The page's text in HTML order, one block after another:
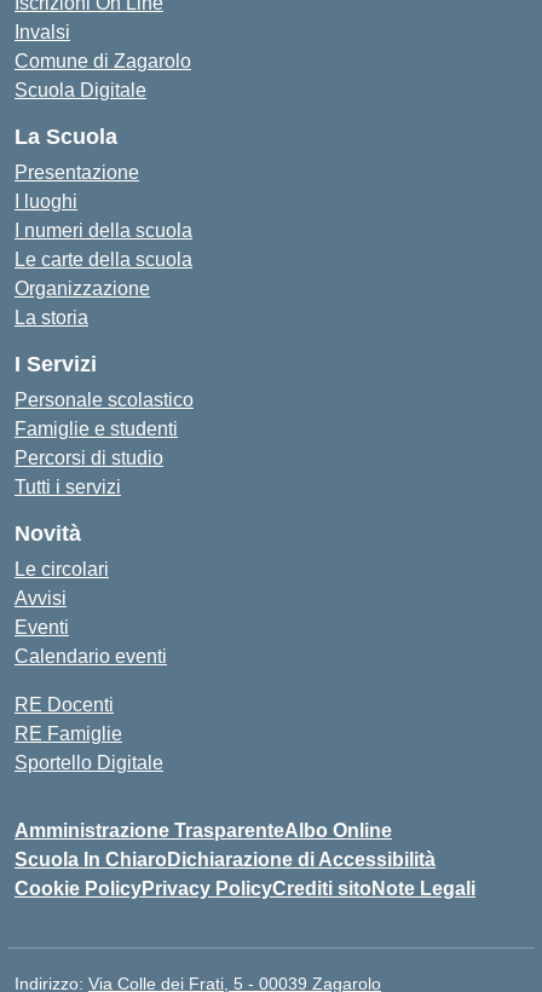
Invalsi
Comune di Zagarolo
Scuola Digitale
La Scuola
Presentazione
I luoghi
I numeri della scuola
Le carte della scuola
Organizzazione
La storia
I Servizi
Personale scolastico
Famiglie e studenti
Percorsi di studio
Tutti i servizi
Novità
Le circolari
Avvisi
Eventi
Calendario eventi
RE Docenti
RE Famiglie
Sportello Digitale
Amministrazione TrasparenteAlbo Online
Scuola In Chiaro Dichiarazione di Accessibilità
Cookie PolicyPrivacy PolicyCrediti sito Note Legali
Indirizzo: Via Colle dei Frati, 5 - 00039 Zagarolo